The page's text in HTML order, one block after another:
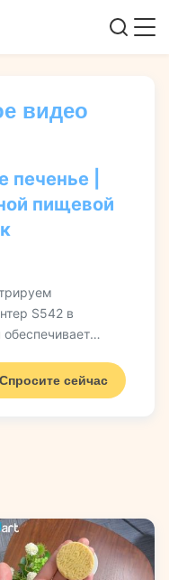
видео
|
пищевой
S542 в
Вы увидите
Спросите сейчас